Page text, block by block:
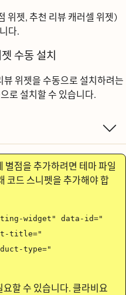
위젯, 추천 리뷰 캐러셀 위젯)
수동 설치
위젯을 수동으로 설치하려는
설치할 수 있습니다.
추가하려면 테마 파일
코드 스니펫을 추가해야 합
widget" data-id="
title="
type="
수 있습니다. 클라비요